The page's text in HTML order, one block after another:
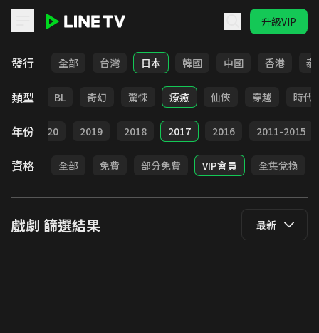
升級VIP
發行 全部 台灣 日本 韓國 中國 香港 泰
類型
勵志 BL 奇幻 驚悚 療癒 仙俠 穿越 時代
年份 2020 2019 2018 2017 2016 2011-2015
資格 全部 免費 部分免費 VIP會員 全集兌換
戲劇 篩選結果 最新